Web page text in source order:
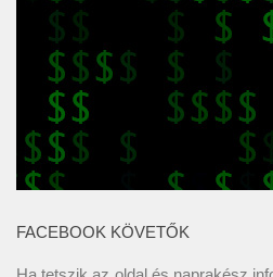
FACEBOOK KÖVETŐK